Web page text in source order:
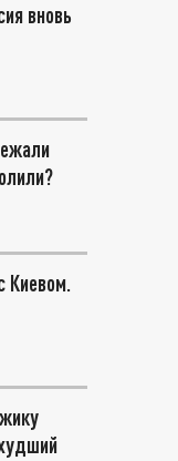
вновь
Киевом.